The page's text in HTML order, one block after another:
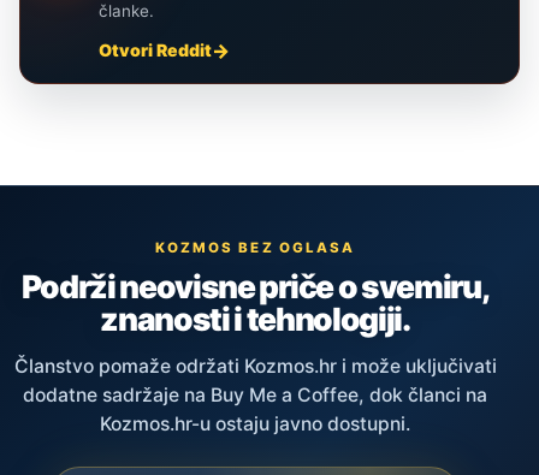
članke.
Otvori Reddit
KOZMOS BEZ OGLASA
Podrži neovisne priče o svemiru,
znanosti i tehnologiji.
Članstvo pomaže održati Kozmos.hr i može uključivati
dodatne sadržaje na Buy Me a Coffee, dok članci na
Kozmos.hr-u ostaju javno dostupni.